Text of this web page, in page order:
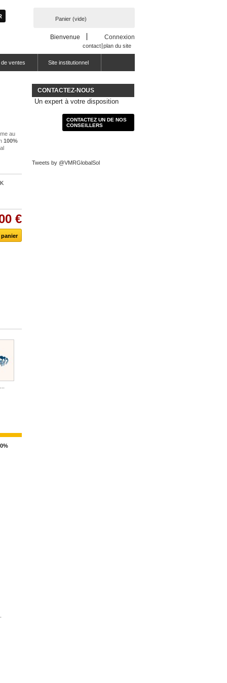
Panier (vide)
Bienvenue Connexion
contact plan du site
ventes Site institutionnel
au
100%
€
CONTACTEZ-NOUS
Un expert à votre disposition
CONTACTEZ UN DE NOS
CONSEILLERS
Tweets by @VMRGlobalSol